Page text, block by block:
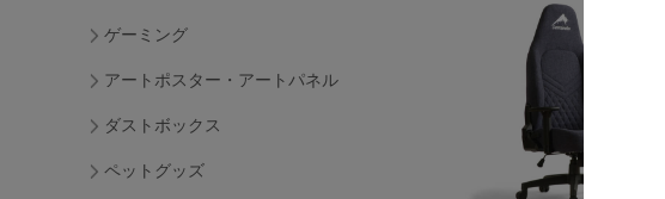
ゲーミング
アートポスター・アートパネル
ダストボックス
ペットグッズ